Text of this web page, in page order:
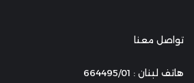
تواصل معنا
هاتف لبنان : 664495/01